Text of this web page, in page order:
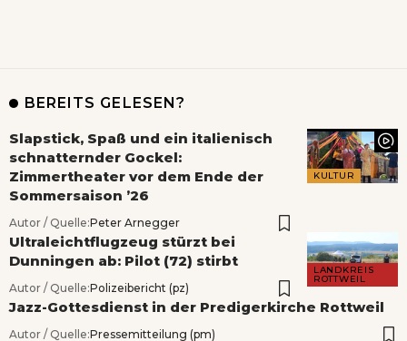
BEREITS GELESEN?
KULTUR
Slapstick, Spaß und ein italienisch
schnatternder Gockel:
Zimmertheater vor dem Ende der
Sommersaison ’26
Autor / Quelle:Peter Arnegger
LANDKREIS
ROTTWEIL
Ultraleichtflugzeug stürzt bei
Dunningen ab: Pilot (72) stirbt
Autor / Quelle:Polizeibericht (pz)
Jazz-Gottesdienst in der Predigerkirche Rottweil
Autor / Quelle:Pressemitteilung (pm)